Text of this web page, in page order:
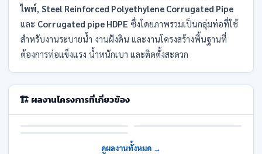
ไพพ์, Steel Reinforced Polyethylene Corrugated Pipe
และ Corrugated pipe HDPE ซึ่งโดยภาพรวมเป็นกลุ่มท่อที่ใช้
สำหรับงานระบายน้ำ งานฝังดิน และงานโครงสร้างพื้นฐานที่
ต้องการท่อแข็งแรง น้ำหนักเบา และติดตั้งสะดวก
🏗️ ผลงานโครงการที่เกี่ยวข้อง
เหล็ก ขนาด 800 มม. ระยะรวม
769 เมตร บริษัท เพชรพล
จำกัด
เหล็ก ขนาด 600 mm กรม
โยธาธิการและผังเมือง
สุพรรณบุรี
ท่อลอนพอลิเอทิลีนเสริมเหล็ก
(SRPE) ขนาด 1,200 มม. กรม
โยธาพะเยา
ดูผลงานทั้งหมด →